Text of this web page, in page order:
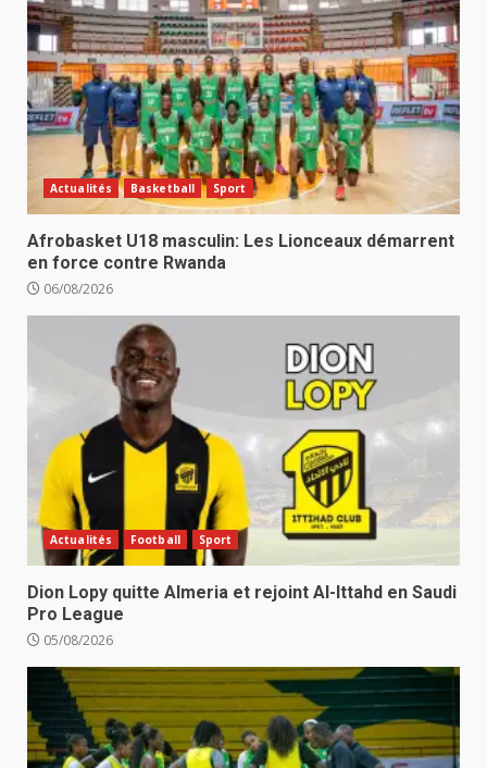
Actualités Basketball Sport
Afrobasket U18 masculin: Les Lionceaux démarrent
en force contre Rwanda
06/08/2026
Actualités Football Sport
Dion Lopy quitte Almeria et rejoint Al-Ittahd en Saudi
Pro League
05/08/2026